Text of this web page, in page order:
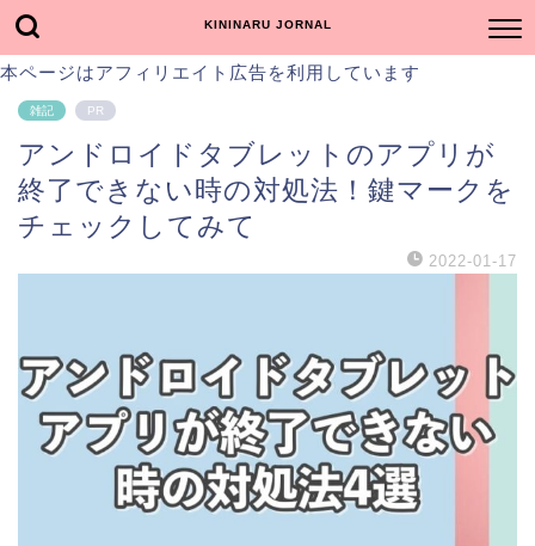
KININARU JORNAL
本ページはアフィリエイト広告を利用しています
雑記 PR
アンドロイドタブレットのアプリが
終了できない時の対処法！鍵マークを
チェックしてみて
2022-01-17